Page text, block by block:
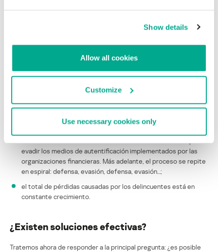
Show details
Allow all cookies
Customize
Use necessary cookies only
De esta manera, a pesar de las medidas tomadas por los
financieros para proteger la banca online, los delincuentes
cibernéticos encuentran constantemente nuevas vulnerabilidades
para conseguir sus ganancias.
Hagamos un resumen:
evadir los medios de autentificación implementados por las
organizaciones financieras. Más adelante, el proceso se repite
en espiral: defensa, evasión, defensa, evasión…;
el total de pérdidas causadas por los delincuentes está en
constante crecimiento.
¿Existen soluciones efectivas?
Tratemos ahora de responder a la principal pregunta: ¿es posible